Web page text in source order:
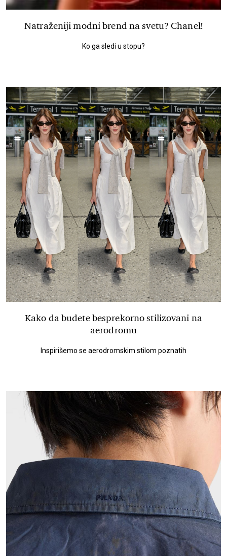
Natraženiji modni brend na svetu? Chanel!
Ko ga sledi u stopu?
Kako da budete besprekorno stilizovani na
aerodromu
Inspirišemo se aerodromskim stilom poznatih